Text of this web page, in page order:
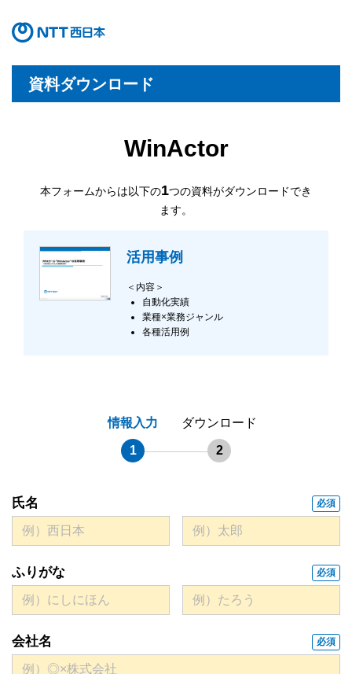
資料ダウンロード
WinActor
本フォームからは以下の1つの資料がダウンロードでき
ます。
活用事例
＜内容＞
自動化実績
業種×業務ジャンル
各種活用例
情報入力
1
ダウンロード
2
氏名 必須
ふりがな 必須
会社名 必須